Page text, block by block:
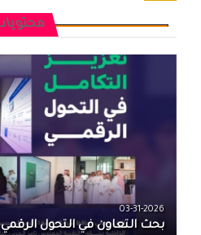
03-31-2026
بحث التعاون في التحول